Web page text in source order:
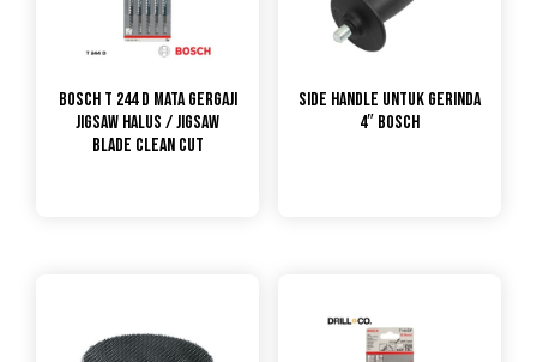
Bosch T 244 D Mata Gergaji
Jigsaw Halus / Jigsaw
Blade Clean Cut
Side Handle untuk gerinda
4″ Bosch